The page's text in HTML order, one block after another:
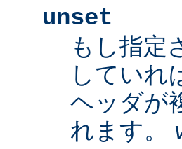
unset
もし指定
していれ
ヘッダが
れます。